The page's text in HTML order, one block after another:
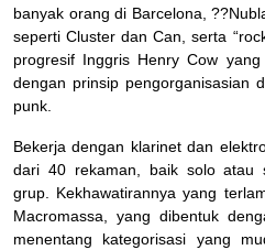
banyak orang di Barcelona,
seperti Cluster dan Can, serta
progresif Inggris Henry Cow
dengan prinsip pengorganisasian
punk.
Bekerja dengan klarinet dan
dari 40 rekaman, baik solo atau
grup. Kekhawatirannya yang
Macromassa, yang dibentuk
menentang kategorisasi yang